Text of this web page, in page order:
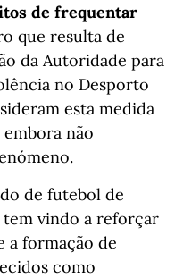
de frequentar
que resulta de
da Autoridade para
no Desporto
esta medida
não
de futebol de
vindo a reforçar
a formação de
como